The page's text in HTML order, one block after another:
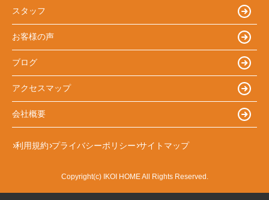
スタッフ
お客様の声
ブログ
アクセスマップ
会社概要
利用規約 プライバシーポリシー サイトマップ
Copyright(c) IKOI HOME All Rights Reserved.